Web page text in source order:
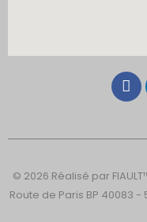
© 2026 Réalisé par
Route de Paris BP 40083 -